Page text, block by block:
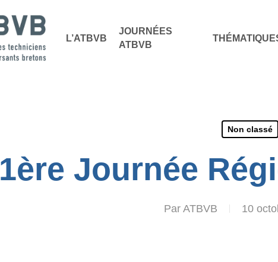
L’ATBVB
JOURNÉES
ATBVB
Non classé
1ère Journée
Par ATBVB 10